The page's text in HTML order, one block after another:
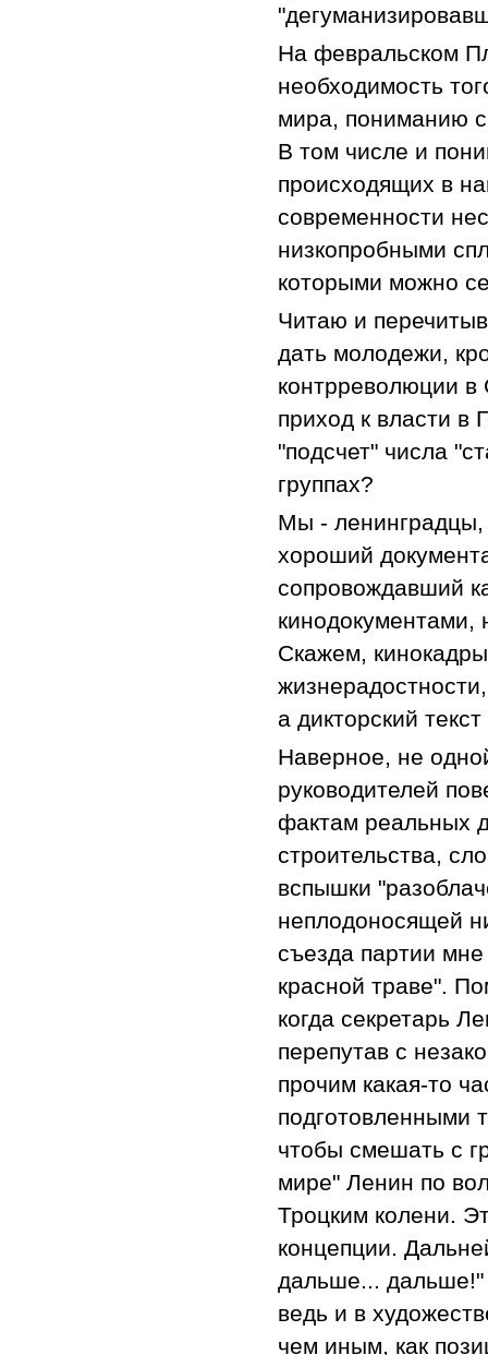
На февральском
необходимость
мира, пониманию
В том числе и
происходящих в
современности
низкопробными
которыми можно
Читаю и
дать молодежи,
контрреволюции
приход к власти
"подсчет" числа
группах?
Мы - ленинградцы,
хороший
сопровождавший
кинодокументами,
Скажем,
а дикторский
Наверное, не
руководителей
фактам реальных
строительства,
вспышки
неплодоносящей
съезда партии
красной траве".
когда секретарь
перепутав с
прочим какая-то
подготовленными
чтобы смешать с
мире" Ленин по
Троцким колени.
концепции.
дальше... дальше!"
ведь и в
чем иным, как